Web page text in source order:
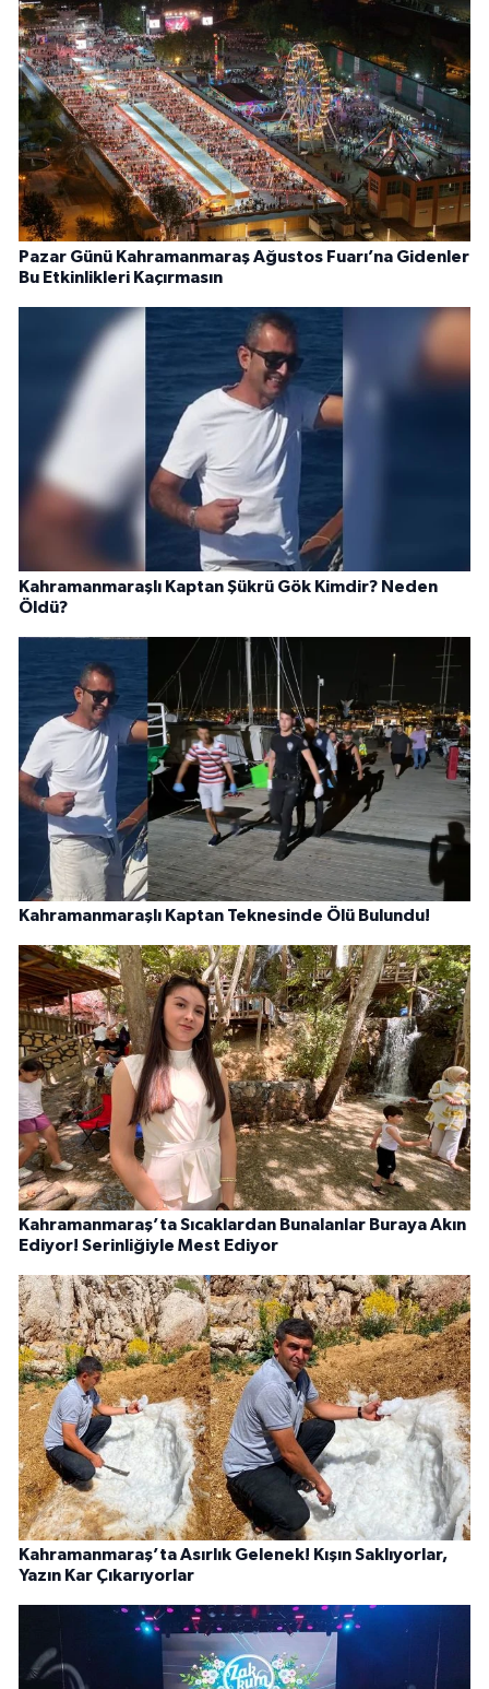
Pazar Günü Kahramanmaraş Ağustos Fuarı’na Gidenler
Bu Etkinlikleri Kaçırmasın
Kahramanmaraşlı Kaptan Şükrü Gök Kimdir? Neden
Öldü?
Kahramanmaraşlı Kaptan Teknesinde Ölü Bulundu!
Kahramanmaraş’ta Sıcaklardan Bunalanlar Buraya Akın
Ediyor! Serinliğiyle Mest Ediyor
Kahramanmaraş’ta Asırlık Gelenek! Kışın Saklıyorlar,
Yazın Kar Çıkarıyorlar